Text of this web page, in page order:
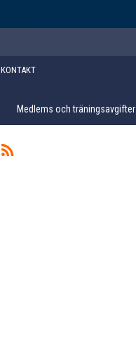
KONTAKT
Medlems och träningsavgifter